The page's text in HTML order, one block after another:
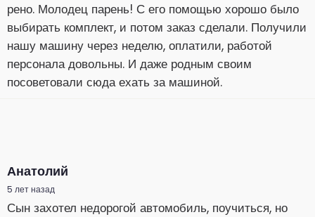
рено. Молодец парень! С его помощью хорошо было
выбирать комплект, и потом заказ сделали. Получили
нашу машину через неделю, оплатили, работой
персонала довольны. И даже родным своим
посоветовали сюда ехать за машиной.
Анатолий
5 лет назад
Сын захотел недорогой автомобиль, поучиться, но